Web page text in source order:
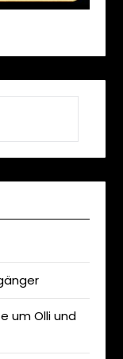
um Olli und